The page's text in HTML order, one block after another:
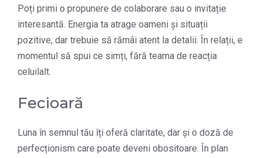
Poți primi o propunere de colaborare sau o invitație
interesantă. Energia ta atrage oameni și situații
pozitive, dar trebuie să rămâi atent la detalii. În relații, e
momentul să spui ce simți, fără teama de reacția
celuilalt.
Fecioară
Luna în semnul tău îți oferă claritate, dar și o doză de
perfecționism care poate deveni obositoare. În plan